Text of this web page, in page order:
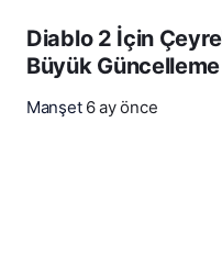
Diablo 2 İçin
Büyük
Manşet 6 ay önce